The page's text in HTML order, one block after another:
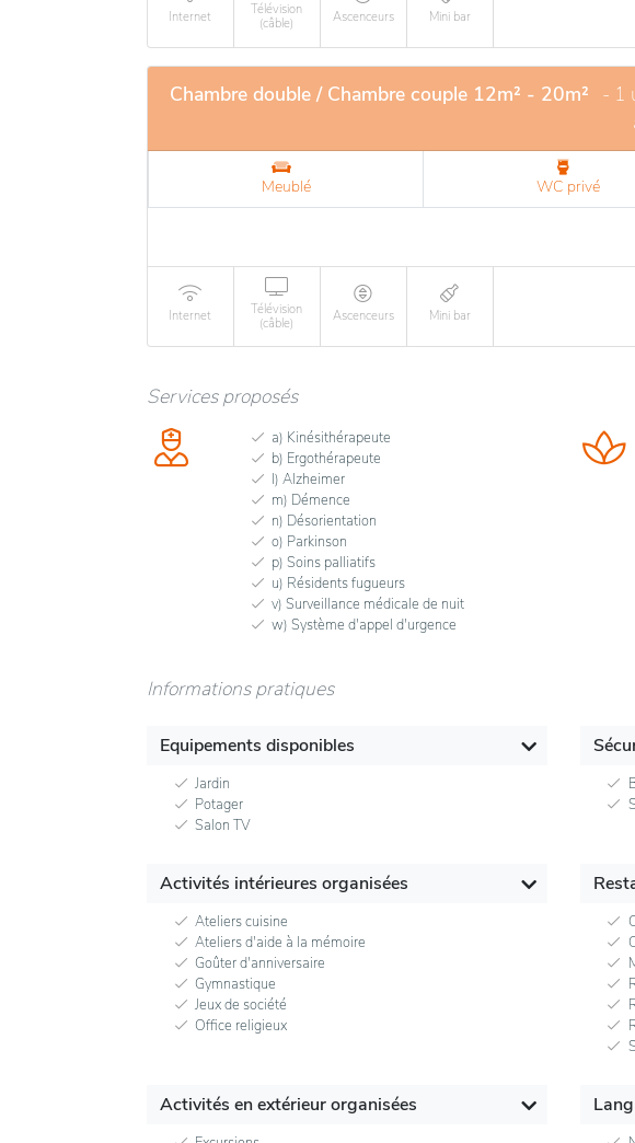
Internet
Télévision
(câble)
Ascenceurs Mini bar
Chambre double / Chambre couple 12m² - 20m² - 1
Meublé WC privé
Internet
Télévision
(câble)
Ascenceurs Mini bar
Services proposés
a) Kinésithérapeute
b) Ergothérapeute
l) Alzheimer
m) Démence
n) Désorientation
o) Parkinson
p) Soins palliatifs
u) Résidents fugueurs
v) Surveillance médicale de nuit
w) Système d'appel d'urgence
Informations pratiques
Equipements disponibles
Jardin
Potager
Salon TV
Activités intérieures organisées
Ateliers cuisine
Ateliers d'aide à la mémoire
Goûter d'anniversaire
Gymnastique
Jeux de société
Office religieux
Activités en extérieur organisées